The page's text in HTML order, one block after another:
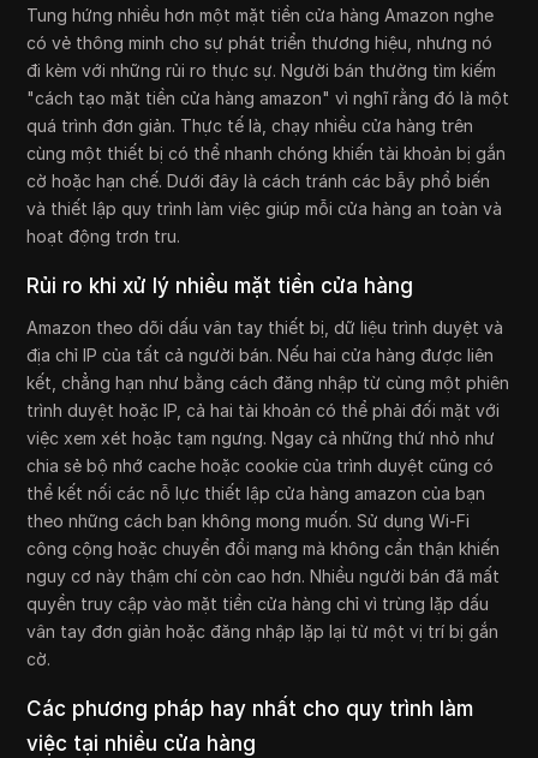
Tung hứng nhiều hơn một mặt tiền cửa hàng Amazon nghe
có vẻ thông minh cho sự phát triển thương hiệu, nhưng nó
đi kèm với những rủi ro thực sự. Người bán thường tìm kiếm
"cách tạo mặt tiền cửa hàng amazon" vì nghĩ rằng đó là một
quá trình đơn giản. Thực tế là, chạy nhiều cửa hàng trên
cùng một thiết bị có thể nhanh chóng khiến tài khoản bị gắn
cờ hoặc hạn chế. Dưới đây là cách tránh các bẫy phổ biến
và thiết lập quy trình làm việc giúp mỗi cửa hàng an toàn và
hoạt động trơn tru.
Rủi ro khi xử lý nhiều mặt tiền cửa hàng
Amazon theo dõi dấu vân tay thiết bị, dữ liệu trình duyệt và
địa chỉ IP của tất cả người bán. Nếu hai cửa hàng được liên
kết, chẳng hạn như bằng cách đăng nhập từ cùng một phiên
trình duyệt hoặc IP, cả hai tài khoản có thể phải đối mặt với
việc xem xét hoặc tạm ngưng. Ngay cả những thứ nhỏ như
chia sẻ bộ nhớ cache hoặc cookie của trình duyệt cũng có
thể kết nối các nỗ lực thiết lập cửa hàng amazon của bạn
theo những cách bạn không mong muốn. Sử dụng Wi-Fi
công cộng hoặc chuyển đổi mạng mà không cẩn thận khiến
nguy cơ này thậm chí còn cao hơn. Nhiều người bán đã mất
quyền truy cập vào mặt tiền cửa hàng chỉ vì trùng lặp dấu
vân tay đơn giản hoặc đăng nhập lặp lại từ một vị trí bị gắn
cờ.
Các phương pháp hay nhất cho quy trình làm
việc tại nhiều cửa hàng